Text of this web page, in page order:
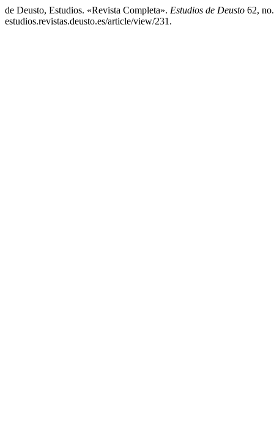
de Deusto, Estudios. «Revista Completa». Estudios de Deusto 62,
estudios.revistas.deusto.es/article/view/231.